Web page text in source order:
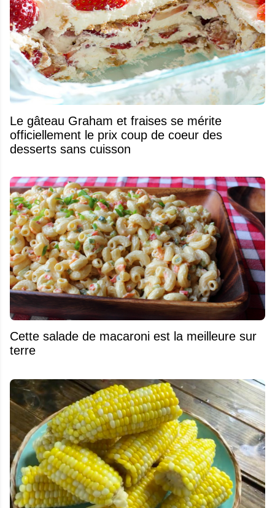
Le gâteau Graham et fraises se mérite
officiellement le prix coup de coeur des
desserts sans cuisson
Cette salade de macaroni est la meilleure sur
terre